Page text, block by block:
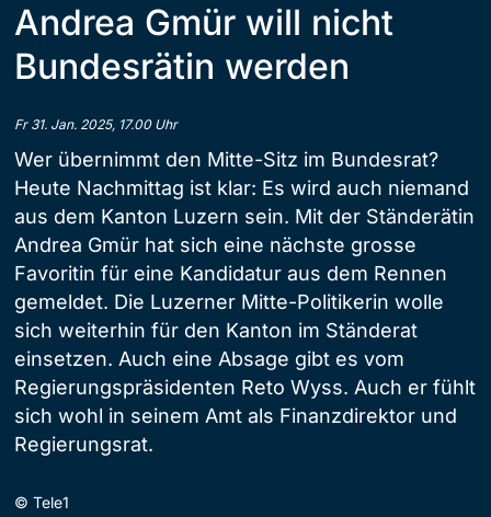
Andrea Gmür will nicht
Bundesrätin werden
Fr 31. Jan. 2025, 17.00 Uhr
Wer übernimmt den Mitte-Sitz im Bundesrat?
Heute Nachmittag ist klar: Es wird auch niemand
aus dem Kanton Luzern sein. Mit der Ständerätin
Andrea Gmür hat sich eine nächste grosse
Favoritin für eine Kandidatur aus dem Rennen
gemeldet. Die Luzerner Mitte-Politikerin wolle
sich weiterhin für den Kanton im Ständerat
einsetzen. Auch eine Absage gibt es vom
Regierungspräsidenten Reto Wyss. Auch er fühlt
sich wohl in seinem Amt als Finanzdirektor und
Regierungsrat.
© Tele1